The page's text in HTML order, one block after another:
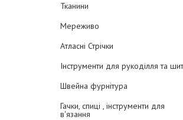
Тканини
Мереживо
Атласні Стрічки
Інструменти для рукоділля та
Швейна фурнітура
Гачки, спиці , інструменти для
в'язання